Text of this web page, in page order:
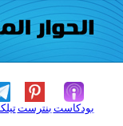
بنترست بودكاست